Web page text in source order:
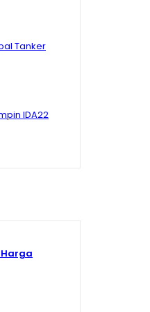
#shorts #trending
Thohir Soal Timnas Gagal ke
Tanker
IDA22